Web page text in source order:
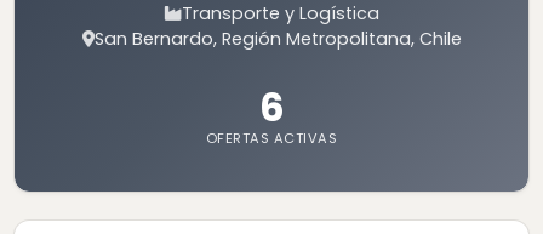
Transporte y Logística
San Bernardo, Región Metropolitana, Chile
6
OFERTAS ACTIVAS